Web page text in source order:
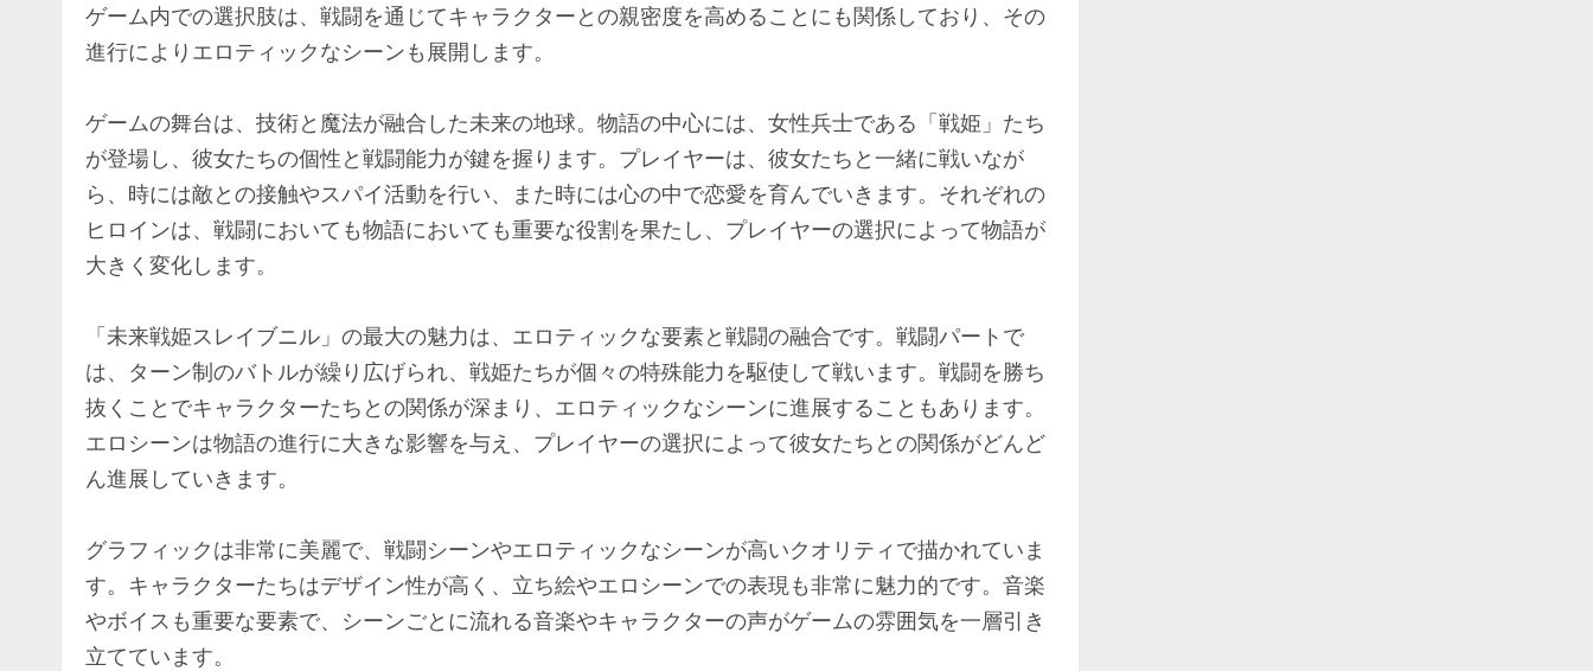
ゲーム内での選択肢は、戦闘を通じてキャラクターとの親密度を高めることにも関係しており、その
進行によりエロティックなシーンも展開します。
ゲームの舞台は、技術と魔法が融合した未来の地球。物語の中心には、女性兵士である「戦姫」たち
が登場し、彼女たちの個性と戦闘能力が鍵を握ります。プレイヤーは、彼女たちと一緒に戦いなが
ら、時には敵との接触やスパイ活動を行い、また時には心の中で恋愛を育んでいきます。それぞれの
ヒロインは、戦闘においても物語においても重要な役割を果たし、プレイヤーの選択によって物語が
大きく変化します。
「未来戦姫スレイブニル」の最大の魅力は、エロティックな要素と戦闘の融合です。戦闘パートで
は、ターン制のバトルが繰り広げられ、戦姫たちが個々の特殊能力を駆使して戦います。戦闘を勝ち
抜くことでキャラクターたちとの関係が深まり、エロティックなシーンに進展することもあります。
エロシーンは物語の進行に大きな影響を与え、プレイヤーの選択によって彼女たちとの関係がどんど
ん進展していきます。
グラフィックは非常に美麗で、戦闘シーンやエロティックなシーンが高いクオリティで描かれていま
す。キャラクターたちはデザイン性が高く、立ち絵やエロシーンでの表現も非常に魅力的です。音楽
やボイスも重要な要素で、シーンごとに流れる音楽やキャラクターの声がゲームの雰囲気を一層引き
立てています。